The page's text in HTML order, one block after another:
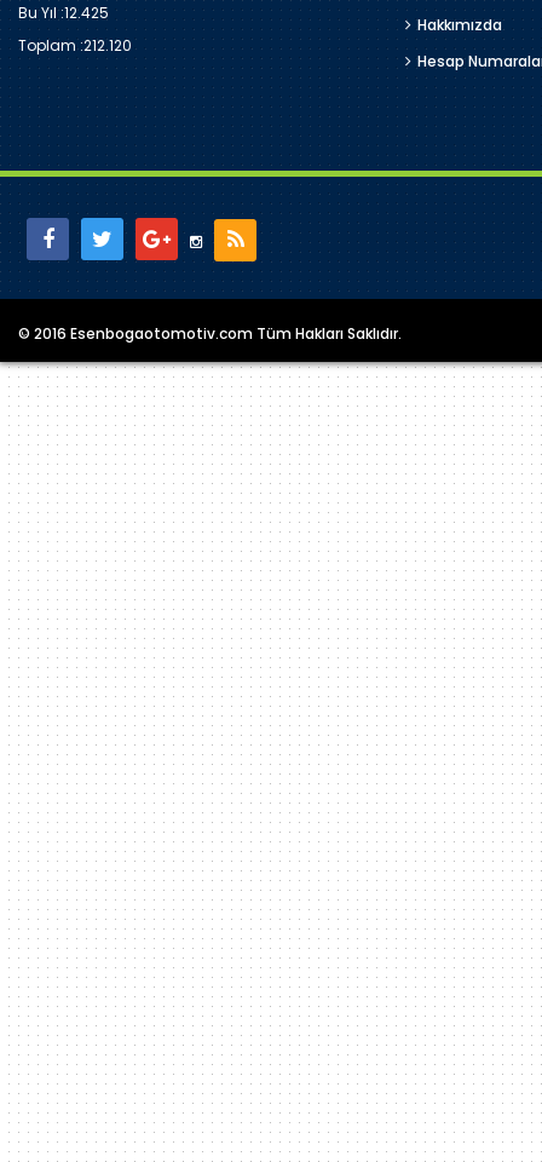
Bu Yıl :12.425
Toplam :212.120
Hakkımızda
Hesap
© 2016 Esenbogaotomotiv.com Tüm Hakları Saklıdır.